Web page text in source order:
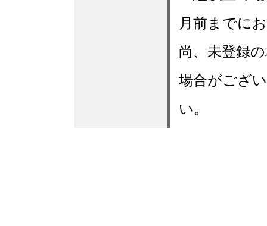
月前までに
尚、未登録
場合がござ
い。